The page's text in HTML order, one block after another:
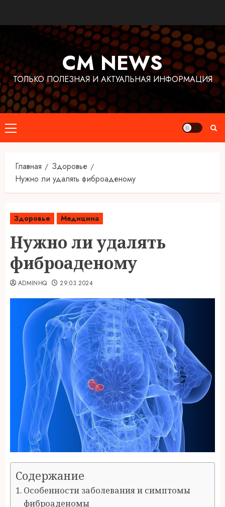
содержимому
CM NEWS
ТОЛЬКО ПОЛЕЗНАЯ И АКТУАЛЬНАЯ ИНФОРМАЦИЯ
Основное
меню
Главная
Здоровье
Нужно ли удалять фиброаденому
Здоровье Медицина
Нужно ли удалять
фиброаденому
ADMINHQ 29.03.2024
Содержание
Особенности заболевания и симптомы
фиброаденомы